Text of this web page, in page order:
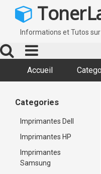
Informations et Tutos
Accueil
Categories
Imprimantes Dell
Imprimantes HP
Imprimantes
Samsung